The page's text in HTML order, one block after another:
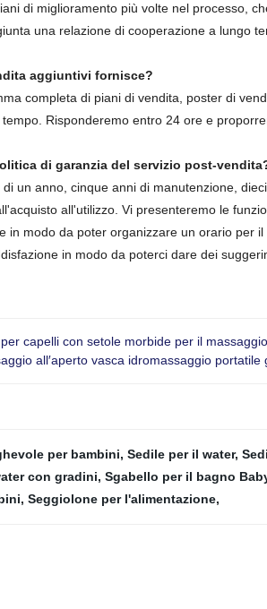
di miglioramento più volte nel processo,
una relazione di cooperazione a lungo
aggiuntivi fornisce?
completa di piani di vendita, poster di
Risponderemo entro 24 ore e
di garanzia del servizio post-
un anno, cinque anni di manutenzione,
all'utilizzo. Vi presenteremo le
in modo da poter organizzare un orario per
in modo da poterci dare dei
capelli con setole morbide per il massaggio
all′aperto vasca idromassaggio portatile
per bambini, Sedile per il water,
con gradini, Sgabello per il bagno
, Seggiolone per l'alimentazione,